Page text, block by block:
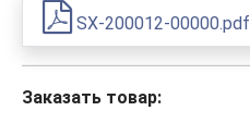
SX-200012-00000.pdf
Заказать товар: